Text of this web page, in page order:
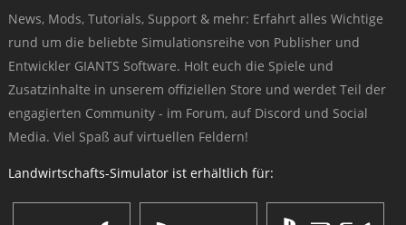
News, Mods, Tutorials, Support & mehr: Erfahrt alles Wichtige
rund um die beliebte Simulationsreihe von Publisher und
Entwickler GIANTS Software. Holt euch die Spiele und
Zusatzinhalte in unserem offiziellen Store und werdet Teil der
engagierten Community - im Forum, auf Discord und Social
Media. Viel Spaß auf virtuellen Feldern!
Landwirtschafts-Simulator ist erhältlich für: